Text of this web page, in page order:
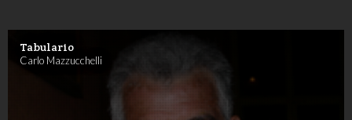
Tabulario
Carlo Mazzucchelli